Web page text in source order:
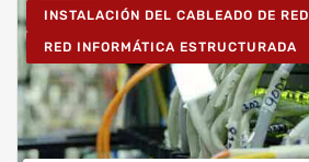
INSTALACIÓN DEL CABLEADO DE RED
RED INFORMÁTICA ESTRUCTURADA